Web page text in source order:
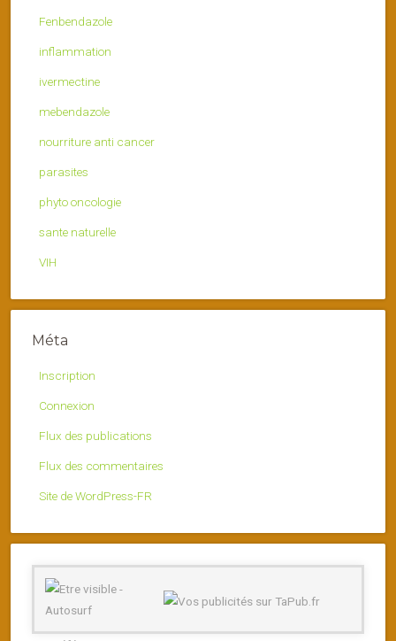
Fenbendazole
inflammation
ivermectine
mebendazole
nourriture anti cancer
parasites
phyto oncologie
sante naturelle
VIH
Méta
Inscription
Connexion
Flux des publications
Flux des commentaires
Site de WordPress-FR